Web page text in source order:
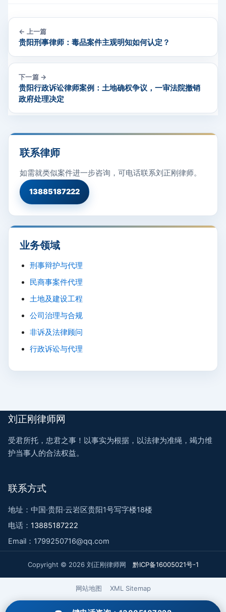
← 上一篇
贵阳刑事律师：毒品案件主观明知如何认定？
下一篇 →
贵阳行政诉讼律师案例：土地确权争议，一审法院撤销
政府处理决定
联系律师
如需就类似案件进一步咨询，可电话联系刘正刚律师。
13885187222
业务领域
刑事辩护与代理
民商事案件代理
土地及建设工程
公司治理与合规
非诉及法律顾问
行政诉讼与代理
刘正刚律师网
受君所托，忠君之事！以事实为根据，以法律为准绳，竭力维
护当事人的合法权益。
联系方式
地址：中国·贵阳·云岩区贵阳1号写字楼18楼
电话： 13885187222
Email：1799250716@qq.com
Copyright © 2026 刘正刚律师网 黔ICP备16005021号-1
网站地图 XML Sitemap